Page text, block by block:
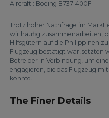
Aircraft : Boeing B737-400F
Trotz hoher Nachfrage im Markt
wir häufig zusammenarbeiten,
Hilfsgütern auf die Philippinen
Flugzeug bestätigt war, setzten
Betreiber in Verbindung, um
engagieren, die das Flugzeug
konnte.
The Finer Details